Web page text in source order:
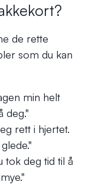
de rette
som du kan
min helt
deg."
rett i hjertet.
tok deg tid til å